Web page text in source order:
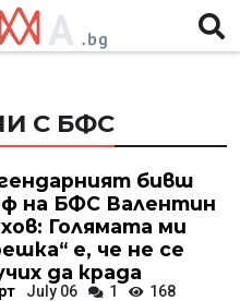
С БФС
бивш
на БФС Валентин
Голямата ми
е, че не се
да крада
July 06 1 168